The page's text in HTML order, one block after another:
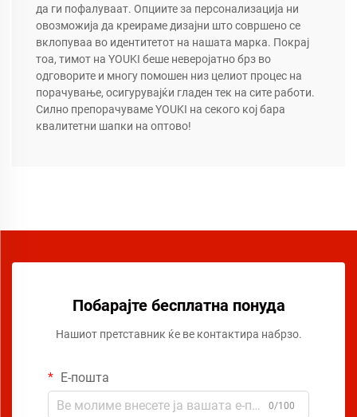
да ги пофалуваат. Опциите за персонализација ни
овозможија да креираме дизајни што совршено се
вклопуваа во идентитетот на нашата марка. Покрај
тоа, тимот на YOUKI беше неверојатно брз во
одговорите и многу помошен низ целиот процес на
порачување, осигурувајќи гладен тек на сите работи.
Силно препорачуваме YOUKI на секого кој бара
квалитетни шапки на оптово!
Побарајте бесплатна понуда
Нашиот претставник ќе ве контактира набрзо.
Е-пошта
0/100